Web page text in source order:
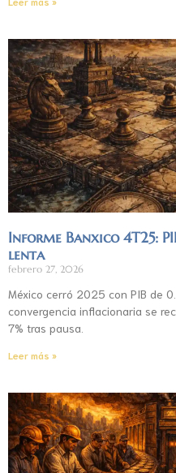
Informe Banxico 4T25:
lenta
febrero 27, 2026
México cerró 2025 con PIB de
convergencia inflacionaria se
7% tras pausa.
Leer más »